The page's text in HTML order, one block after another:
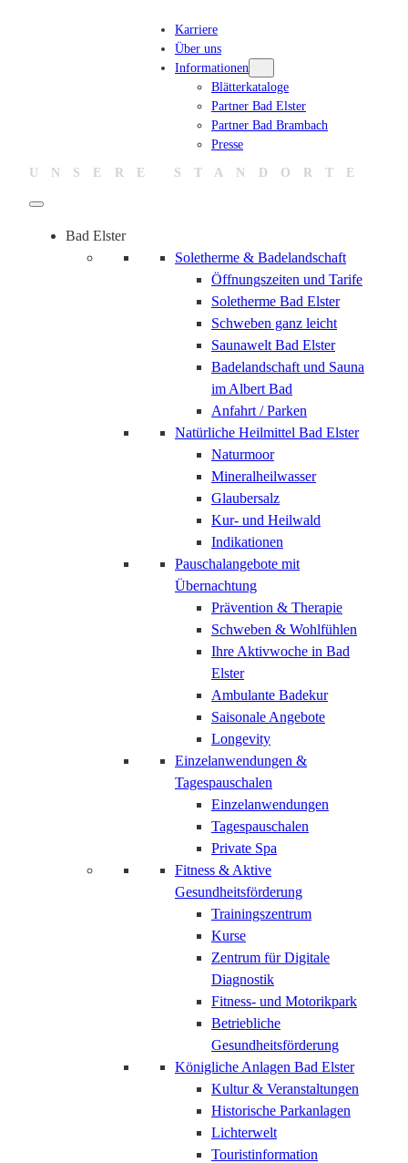
Karriere
Über uns
Informationen
Blätterkataloge
Partner Bad Elster
Partner Bad Brambach
Presse
UNSERE STANDORTE
Bad Elster
Soletherme & Badelandschaft
Öffnungszeiten und Tarife
Soletherme Bad Elster
Schweben ganz leicht
Saunawelt Bad Elster
Badelandschaft und Sauna
im Albert Bad
Anfahrt / Parken
Natürliche Heilmittel Bad Elster
Naturmoor
Mineralheilwasser
Glaubersalz
Kur- und Heilwald
Indikationen
Pauschalangebote mit
Übernachtung
Prävention & Therapie
Schweben & Wohlfühlen
Ihre Aktivwoche in Bad
Elster
Ambulante Badekur
Saisonale Angebote
Longevity
Einzelanwendungen &
Tagespauschalen
Einzelanwendungen
Tagespauschalen
Private Spa
Fitness & Aktive
Gesundheitsförderung
Trainingszentrum
Kurse
Zentrum für Digitale
Diagnostik
Fitness- und Motorikpark
Betriebliche
Gesundheitsförderung
Königliche Anlagen Bad Elster
Kultur & Veranstaltungen
Historische Parkanlagen
Lichterwelt
Touristinformation